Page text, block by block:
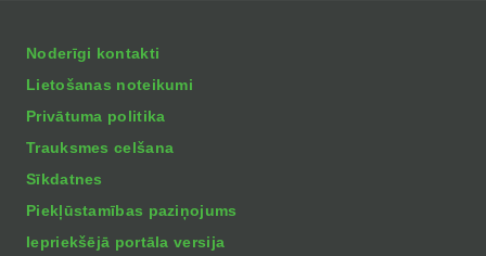
Noderīgi kontakti
Lietošanas noteikumi
Privātuma politika
Trauksmes celšana
Sīkdatnes
Piekļūstamības paziņojums
Iepriekšējā portāla versija